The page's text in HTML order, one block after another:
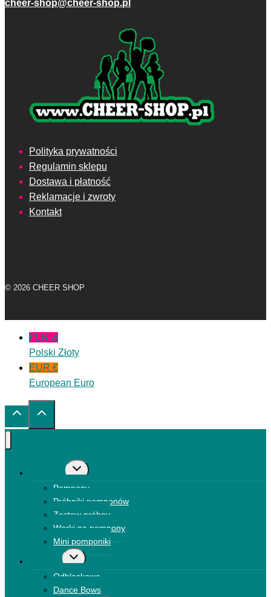
cheer-shop@cheer-shop.pl
Polityka prywatności
Regulamin sklepu
Dostawa i płatność
Reklamacje i zwroty
Kontakt
© 2026 CHEER SHOP
PLN zł
Polski Złoty
EUR €
European Euro
Przełącz
menu
Pompony
Próbniki pomponów
Zestaw próbny
Worki na pompony
Mini pomponiki
Przełącz
Odblaskowe
Dance Bows